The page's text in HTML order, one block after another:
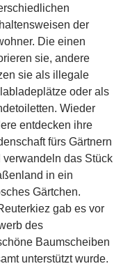
der
Die einen
sie, andere
sie als illegale
oder als
Wieder
entdecken ihre
fürs Gärtnern
verwandeln das Stück
in ein
Gärtchen.
gab es vor
des
Baumscheiben
unterstützt wurde.